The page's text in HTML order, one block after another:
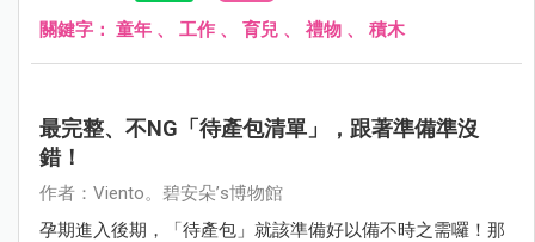
關鍵字： 童年 、 工作 、 育兒 、 禮物 、 積木
最完整、不NG「待產包清單」，跟著準備準沒
錯！
作者：Viento。碧安朵’s博物館
孕期進入後期，「待產包」就該準備好以備不時之需囉！那